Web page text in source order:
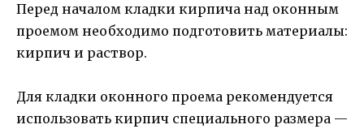
Перед началом кладки кирпича над оконным
проемом необходимо подготовить материалы:
кирпич и раствор.
Для кладки оконного проема рекомендуется
использовать кирпич специального размера —